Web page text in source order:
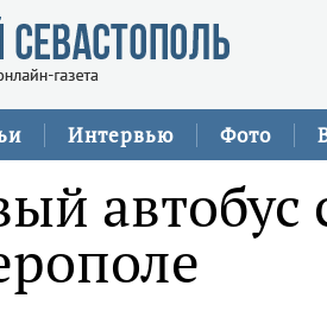
Интервью Фото
автобус